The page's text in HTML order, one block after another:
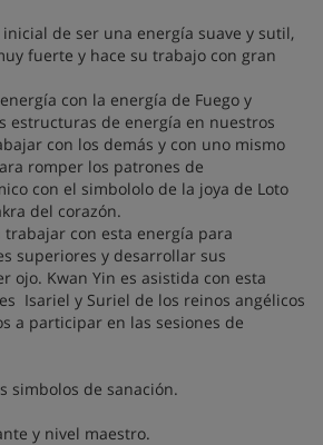
de ser una energía suave y sutil,
fuerte y hace su trabajo con gran
con la energía de Fuego y
estructuras de energía en nuestros
con los demás y con uno mismo
romper los patrones de
con el simbololo de la joya de Loto
del corazón.
trabajar con esta energía para
superiores y desarrollar sus
ojo. Kwan Yin es asistida con esta
Isariel y Suriel de los reinos angélicos
a participar en las sesiones de
simbolos de sanación.
y nivel maestro.